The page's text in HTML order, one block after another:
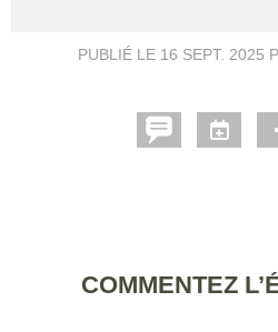
PUBLIÉ LE 16 SEPT. 2025
COMMENTEZ